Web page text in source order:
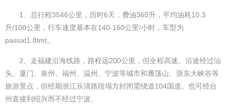
1、总行程3546公里，历时6天，费油365升，平均油耗10.3
升/100公里，行车速度基本在140-160公里/小时，车型为
passat1.8tmt。
2、走福建沿海线路，路程远200公里，但全程高速。沿途经过汕
头、厦门、泉州、福州、温州、宁波等城市和雁荡山、浙东大峡谷等
旅游景点，但经期浙江乐清路段塌方封闭需绕道104国道。也可经台
州直接到绍兴而不经过宁波。